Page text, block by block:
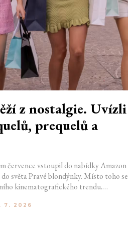
z nostalgie. Uvízli
prequelů a
července vstoupil do nabídky Amazon
světa Pravé blondýnky. Místo toho se
kinematografického trendu.
i rebooty zaplnily kina i streamovací
7. 2026